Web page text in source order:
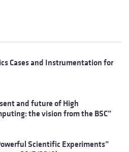
Cases and Instrumentation for
and future of High
the vision from the BSC”
Scientific Experiments”